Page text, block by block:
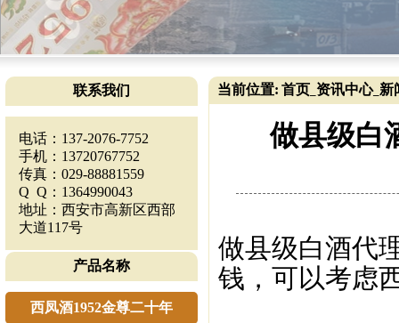
联系我们
电话：137-2076-7752
手机：13720767752
传真：029-88881559
Q Q：1364990043
地址：西安市高新区西部
大道117号
产品名称
西凤酒1952金尊二十年
当前位置: 首页 资讯中心_ 新
做县级白
做县级白酒代
钱，可以考虑